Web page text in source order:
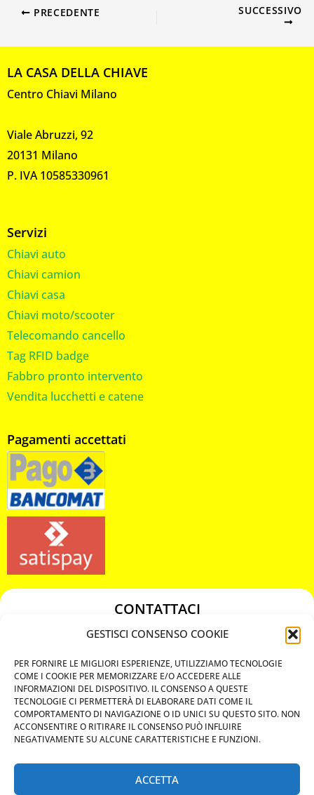
GESTISCI CONSENSO COOKIE
PER FORNIRE LE MIGLIORI ESPERIENZE, UTILIZZIAMO TECNOLOGIE
COME I COOKIE PER MEMORIZZARE E/O ACCEDERE ALLE
INFORMAZIONI DEL DISPOSITIVO. IL CONSENSO A QUESTE
TECNOLOGIE CI PERMETTERÀ DI ELABORARE DATI COME IL
COMPORTAMENTO DI NAVIGAZIONE O ID UNICI SU QUESTO SITO. NON
ACCONSENTIRE O RITIRARE IL CONSENSO PUÒ INFLUIRE
NEGATIVAMENTE SU ALCUNE CARATTERISTICHE E FUNZIONI.
ACCETTA
PRECEDENTE SUCCESSIVO
LA CASA DELLA CHIAVE
Centro Chiavi Milano
Viale Abruzzi, 92
20131 Milano
P. IVA 10585330961
Servizi
Chiavi auto
Chiavi camion
Chiavi casa
Chiavi moto/scooter
Telecomando cancello
Tag RFID badge
Fabbro pronto intervento
Vendita lucchetti e catene
Pagamenti accettati
CONTATTACI
349 3863811
chiavicodificate@gmail.com
Privacy Policy
Cookie Policy
MAPS